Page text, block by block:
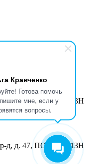
Кравченко
Готова помочь
мне, если у
вопросы.
д, д. 47, ПОМЕЩ. 13Н
д, д. 47, ПОМЕЩ. 13Н